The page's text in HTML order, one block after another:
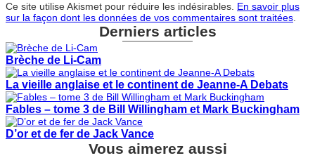
Ce site utilise Akismet pour réduire les indésirables. En savoir plus
sur la façon dont les données de vos commentaires sont traitées
Derniers articles
Brèche de Li-Cam
La vieille anglaise et le continent de Jeanne-A Debats
Fables – tome 3 de Bill Willingham et Mark Buckingham
D’or et de fer de Jack Vance
Vous aimerez aussi